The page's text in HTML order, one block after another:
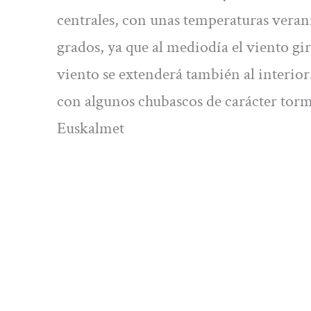
centrales, con unas temperaturas
grados, ya que al mediodía el viento
viento se extenderá también al
con algunos chubascos de carácter
Euskalmet